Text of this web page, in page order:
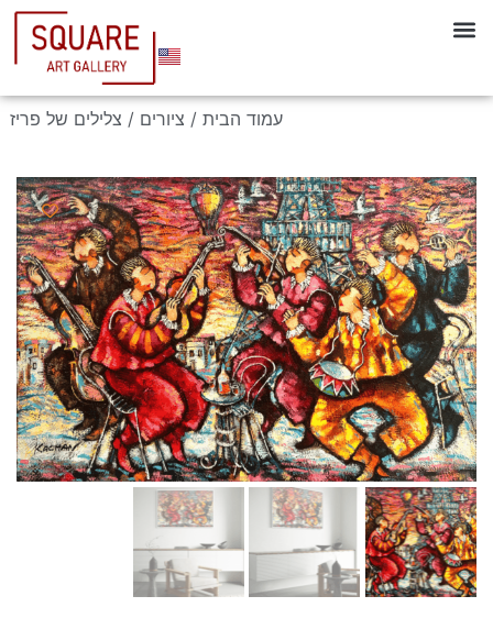
עמוד הבית / ציורים / צלילים של פריז